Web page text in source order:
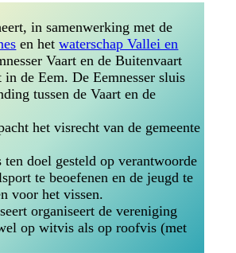
in samenwerking met de
en hetwaterschap Vallei en
Vaart en de Buitenvaart
de Eem. De Eemnesser sluis
tussen de Vaart en de
het visrecht van de gemeente
ten doel gesteld op verantwoorde
te beoefenen en de jeugd te
voor het vissen.
organiseert de vereniging
op witvis als op roofvis (met